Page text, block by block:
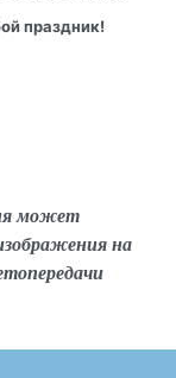
праздник!
может
на